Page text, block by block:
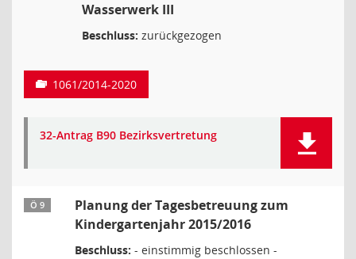
Wasserwerk III
Beschluss: zurückgezogen
1061/2014-2020
32-Antrag B90 Bezirksvertretung
Ö 9
Planung der Tagesbetreuung zum
Kindergartenjahr 2015/2016
Beschluss: - einstimmig beschlossen -